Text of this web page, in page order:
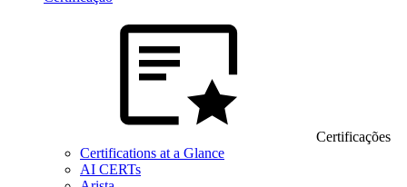
Certificações
Certifications at a Glance
AI CERTs